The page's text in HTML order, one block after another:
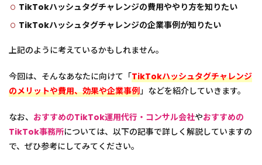
TikTokハッシュタグチャレンジの費用ややり方を知りたい
TikTokハッシュタグチャレンジの企業事例が知りたい
上記のように考えているかもしれません。
今回は、そんなあなたに向けて「TikTokハッシュタグチャレンジ
のメリットや費用、効果や企業事例」などを紹介していきます。
なお、 おすすめのTikTok運用代行・コンサル会社やおすすめの
TikTok事務所については、以下の記事で詳しく解説していますの
で、ぜひ参考にしてみてください。